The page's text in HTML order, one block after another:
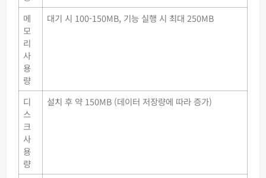
메
모
리
사
용
량
대기 시 100-150MB, 기능 실행 시 최대 250MB
디
스
크
사
용
량
설치 후 약 150MB (데이터 저장량에 따라 증가)